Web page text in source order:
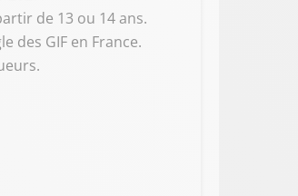
de 13 ou 14 ans.
des GIF en France.